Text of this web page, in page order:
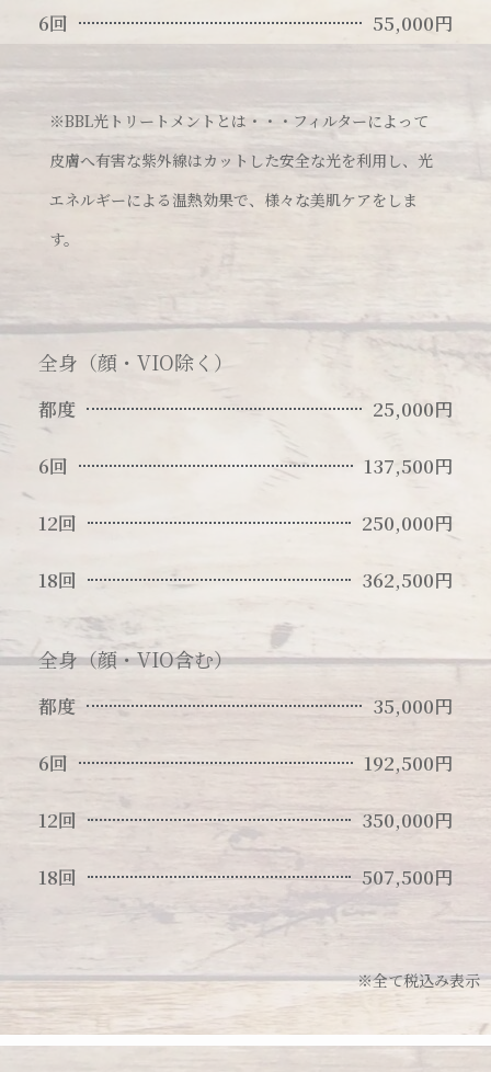
6回 55,000円
※BBL光トリートメントとは・・・フィルターによって
皮膚へ有害な紫外線はカットした安全な光を利用し、光
エネルギーによる温熱効果で、様々な美肌ケアをしま
す。
全身（顔・VIO除く）
都度 25,000円
6回 137,500円
12回 250,000円
18回 362,500円
全身（顔・VIO含む）
都度 35,000円
6回 192,500円
12回 350,000円
18回 507,500円
※全て税込み表示